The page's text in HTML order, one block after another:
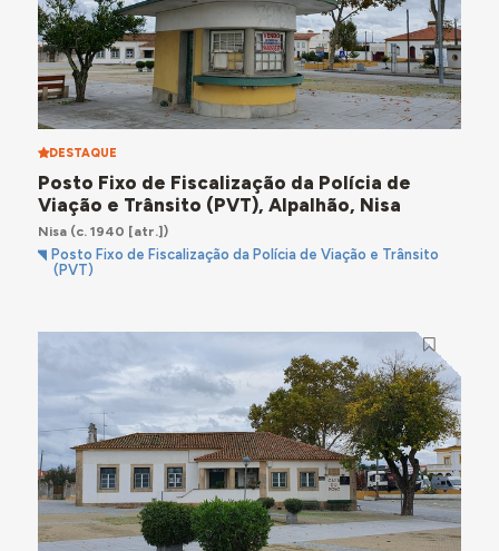
DESTAQUE
Posto Fixo de Fiscalização da Polícia de
Viação e Trânsito (PVT), Alpalhão, Nisa
Nisa(c. 1940 [atr.])
Posto Fixo de Fiscalização da Polícia de Viação e Trânsito
(PVT)